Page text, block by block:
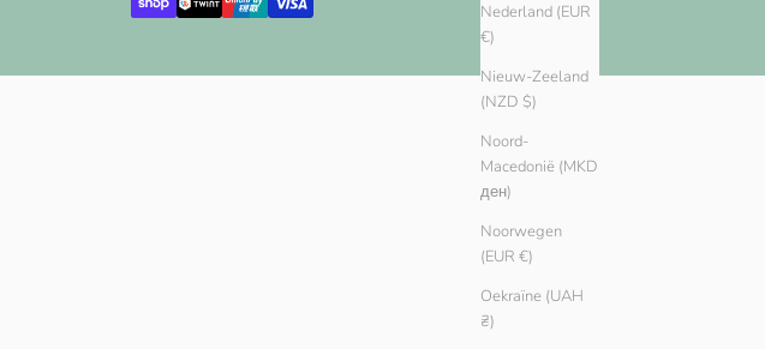
Nederland (EUR
€)
Nieuw-Zeeland
(NZD $)
Noord-
Macedonië (MKD
ден)
Noorwegen
(EUR €)
Oekraïne (UAH
₴)